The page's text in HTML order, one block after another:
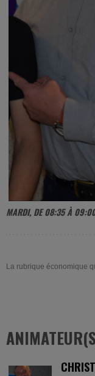
MARDI, DE 08:35 À
La rubrique économique